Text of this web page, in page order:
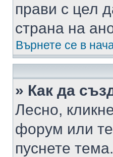
прави с цел
страна на
Върнете се в
» Как да
Лесно,
форум или
пуснете